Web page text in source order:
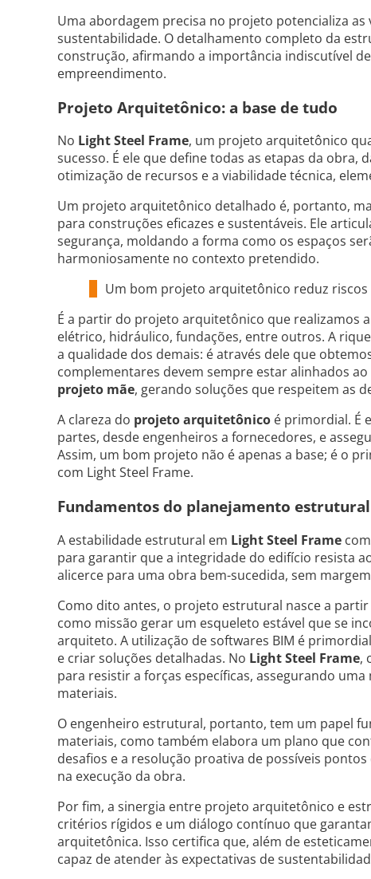
Uma abordagem precisa no projeto potencializa as
sustentabilidade. O detalhamento completo da
construção, afirmando a importância indiscutível
empreendimento.
Projeto Arquitetônico: a base de tudo
No Light Steel Frame, um projeto arquitetônico
sucesso. É ele que define todas as etapas da obra,
otimização de recursos e a viabilidade técnica,
Um projeto arquitetônico detalhado é, portanto,
para construções eficazes e sustentáveis. Ele
segurança, moldando a forma como os espaços
harmoniosamente no contexto pretendido.
Um bom projeto arquitetônico reduz
É a partir do projeto arquitetônico que realizamos
elétrico, hidráulico, fundações, entre outros. A
a qualidade dos demais: é através dele que
complementares devem sempre estar alinhados
projeto mãe, gerando soluções que respeitem as
A clareza do projeto arquitetônico é primordial. É
partes, desde engenheiros a fornecedores, e
Assim, um bom projeto não é apenas a base; é o
com Light Steel Frame.
Fundamentos do planejamento estrutural
A estabilidade estrutural em Light Steel Frame
para garantir que a integridade do edifício resista
alicerce para uma obra bem-sucedida, sem
Como dito antes, o projeto estrutural nasce a
como missão gerar um esqueleto estável que se
arquiteto. A utilização de softwares BIM é
e criar soluções detalhadas. No Light Steel Frame,
para resistir a forças específicas, assegurando
materiais.
O engenheiro estrutural, portanto, tem um papel
materiais, como também elabora um plano que
desafios e a resolução proativa de possíveis
na execução da obra.
Por fim, a sinergia entre projeto arquitetônico e
critérios rígidos e um diálogo contínuo que
arquitetônica. Isso certifica que, além de
capaz de atender às expectativas de